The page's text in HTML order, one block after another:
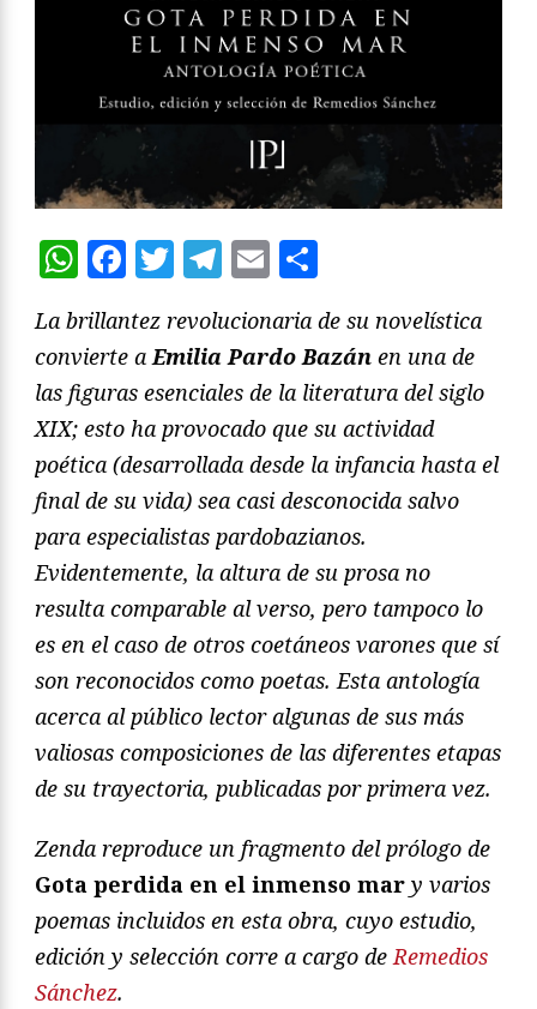
WhatsApp
Facebook
Twitter
Telegram
Email
La brillantez revolucionaria de su novelística
convierte aEmilia Pardo Bazán en una de
las figuras esenciales de la literatura del siglo
XIX; esto ha provocado que su actividad
poética (desarrollada desde la infancia hasta el
final de su vida) sea casi desconocida salvo
para especialistas pardobazianos.
Evidentemente, la altura de su prosa no
resulta comparable al verso, pero tampoco lo
es en el caso de otros coetáneos varones que sí
son reconocidos como poetas. Esta antología
acerca al público lector algunas de sus más
valiosas composiciones de las diferentes etapas
de su trayectoria, publicadas por primera vez.
Zenda reproduce un fragmento del prólogo de
Gota perdida en el inmenso mar y varios
poemas incluidos en esta obra, cuyo estudio,
edición y selección corre a cargo deRemedios
Sánchez.